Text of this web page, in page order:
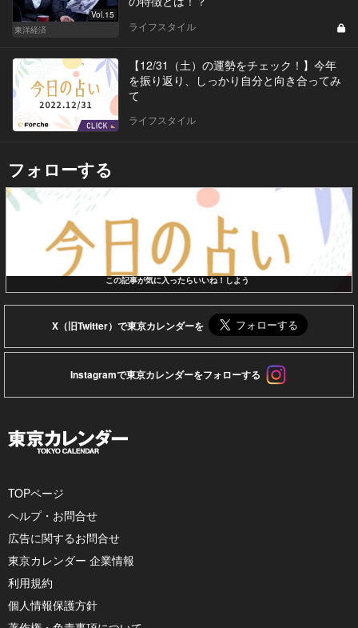
Vol.15
東洋経済
ライフスタイル
【12/31（土）の運勢をチェック！】今年
を振り返り、しっかり自分と向き合ってみ
て
ライフスタイル
フォローする
この記事が気に入ったらいいね！しよう
X（旧Twitter）で東京カレンダーを
Instagramで東京カレンダーをフォローする
TOPページ
ヘルプ・お問合せ
広告に関するお問合せ
東京カレンダー 企業情報
利用規約
個人情報保護方針